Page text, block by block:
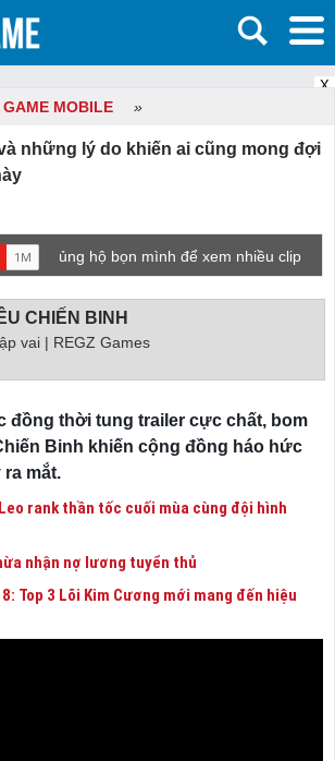
X
GAME MOBILE »
những lý do khiến ai cũng mong đợi
ủng hộ bọn mình để xem nhiều clip
CHIẾN BINH
vai | REGZ Games
đồng thời tung trailer cực chất, bom
Binh khiến cộng đồng háo hức
mắt.
rank thần tốc cuối mùa cùng đội hình
nhận nợ lương tuyển thủ
Top 3 Lõi Kim Cương mới mang đến hiệu